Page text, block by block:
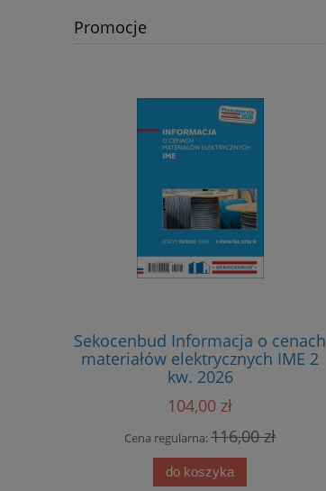
Promocje
Sekocenbud Informacja o cenach
materiałów elektrycznych IME 2
kw. 2026
104,00 zł
Cena regularna:116,00 zł
do koszyka